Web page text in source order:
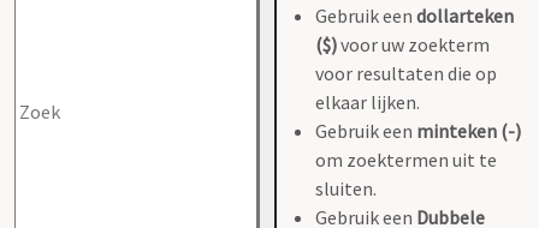
Gebruik een dollarteken
($)voor uw zoekterm
voor resultaten die op
elkaar lijken.
Gebruik een minteken (-)
om zoektermen uit te
sluiten.
Gebruik een Dubbele